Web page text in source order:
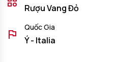
Rượu Vang Đỏ
Quốc Gia
Ý - Italia